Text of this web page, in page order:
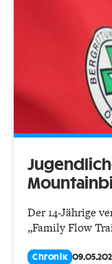
Der 14-Jährige
„Family Flow
Chronik